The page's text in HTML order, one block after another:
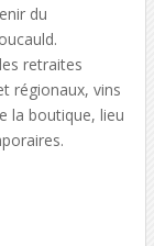
du
retraites
régionaux, vins
la boutique, lieu